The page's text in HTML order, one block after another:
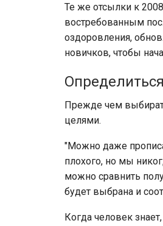
Те же отсылки к
востребованным
оздоровления,
новичков, чтобы
Прежде чем
целями.
"Можно даже
плохого, но мы
можно сравнить
будет выбрана и
Когда человек